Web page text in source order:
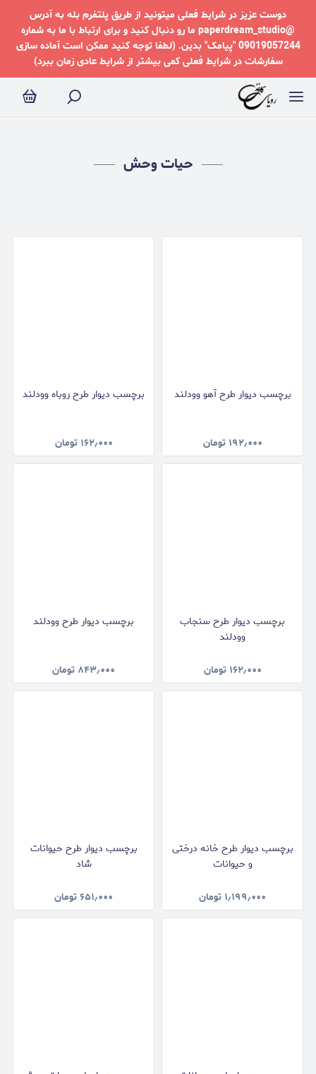
دوست عزیز در شرایط فعلی میتونید از طریق پلتفرم بله به آدرس
@paperdream_studio ما رو دنبال کنید و برای ارتباط با ما به شماره
09019057244 "پیامک" بدین. (لطفا توجه کنید ممکن است آماده سازی
سفارشات در شرایط فعلی کمی بیشتر از شرایط عادی زمان ببرد)
حیات وحش
برچسب دیوار طرح آهو وودلند
۱۹۲٫۰۰۰ تومان
برچسب دیوار طرح روباه وودلند
۱۶۲٫۰۰۰ تومان
برچسب دیوار طرح سنجاب
وودلند
۱۶۲٫۰۰۰ تومان
برچسب دیوار طرح وودلند
۸۴۳٫۰۰۰ تومان
برچسب دیوار طرح خانه درختی
و حیوانات
۱٫۱۹۹٫۰۰۰ تومان
برچسب دیوار طرح حیوانات
شاد
۶۵۱٫۰۰۰تومان